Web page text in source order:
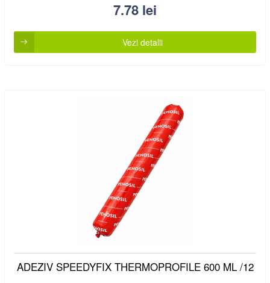
7.78 lei
Vezi detalii
ADEZIV SPEEDYFIX THERMOPROFILE 600 ML /12